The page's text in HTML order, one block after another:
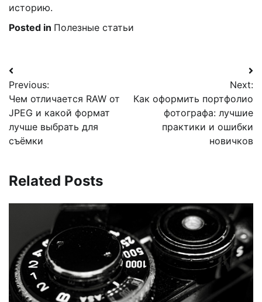
историю.
Posted in Полезные статьи
Навигация
по
записям
Previous:
Чем отличается RAW от
JPEG и какой формат
лучше выбрать для
съёмки
Next:
Как оформить портфолио
фотографа: лучшие
практики и ошибки
новичков
Related Posts